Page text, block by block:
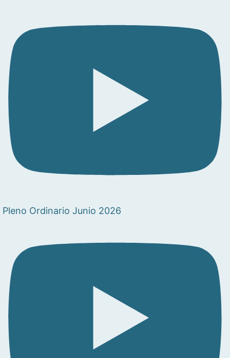
Pleno Ordinario Junio 2026